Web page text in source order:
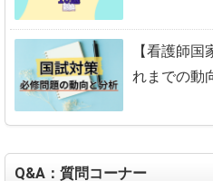
【看護師
れまでの動
Q&A：質問コーナー